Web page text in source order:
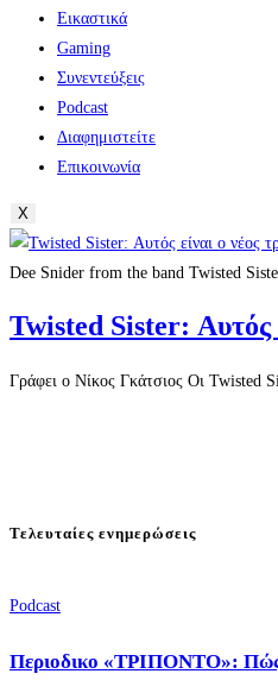
Εικαστικά
Gaming
Συνεντεύξεις
Podcast
Διαφημιστείτε
Επικοινωνία
X
Dee Snider from the band Twisted
Twisted Sister: Αυτός
Γράφει ο Νίκος Γκάτσιος Οι Twisted
Τελευταίες ενημερώσεις
Podcast
Περιοδικο «ΤΡΙΠΟΝΤΟ»: Πώς